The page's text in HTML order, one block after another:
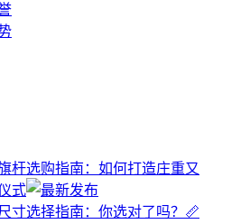
杆选购指南：如何打造庄重又
式
寸选择指南：你选对了吗？📏